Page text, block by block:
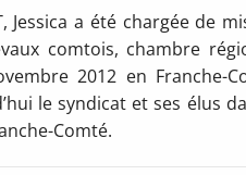
Jessica a été chargée de
comtois, chambre
2012 en Franche-
le syndicat et ses élus
Comté.